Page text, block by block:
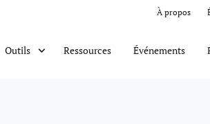
À propos
Outils Ressources Événements